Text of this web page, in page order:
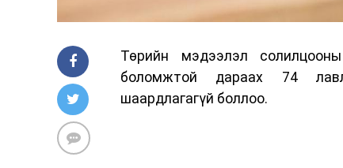
Төрийн мэдээлэл
боломжтой дараах 74
шаардлагагүй боллоо.